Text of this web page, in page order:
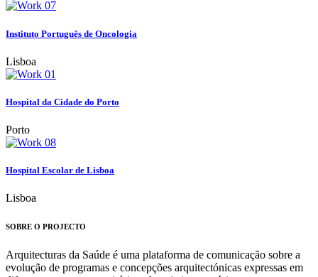
Instituto Português de Oncologia
Lisboa
Hospital da Cidade do Porto
Porto
Hospital Escolar de Lisboa
Lisboa
SOBRE O PROJECTO
Arquitecturas da Saúde é uma plataforma de comunicação sobre a
evolução de programas e concepções arquitectónicas expressas em